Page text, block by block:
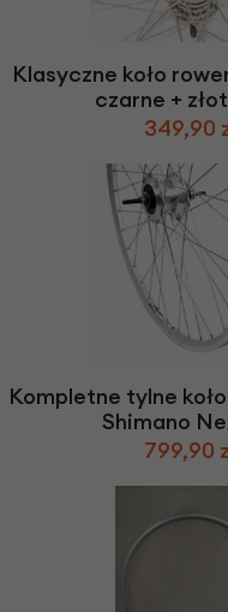
Checker
ańcuchy i paski rowerowe
Napęd paskowy Gates
Narzędzia rowerowe
bręcze i koła rowerowe
Klasyczne koło
czarne +
349,90
Kompletne tylne
Shimano
799,90